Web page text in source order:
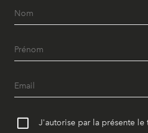
J'autorise par la présente